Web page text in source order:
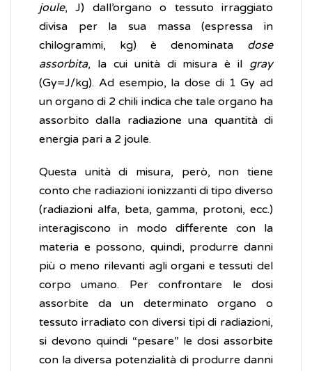
joule, J) dall’organo o tessuto irraggiato
divisa per la sua massa (espressa in
chilogrammi, kg) è denominata dose
assorbita, la cui unità di misura è il gray
(Gy=J/kg). Ad esempio, la dose di 1 Gy ad
un organo di 2 chili indica che tale organo ha
assorbito dalla radiazione una quantità di
energia pari a 2 joule.
Questa unità di misura, però, non tiene
conto che radiazioni ionizzanti di tipo diverso
(radiazioni alfa, beta, gamma, protoni, ecc.)
interagiscono in modo differente con la
materia e possono, quindi, produrre danni
più o meno rilevanti agli organi e tessuti del
corpo umano. Per confrontare le dosi
assorbite da un determinato organo o
tessuto irradiato con diversi tipi di radiazioni,
si devono quindi “pesare” le dosi assorbite
con la diversa potenzialità di produrre danni